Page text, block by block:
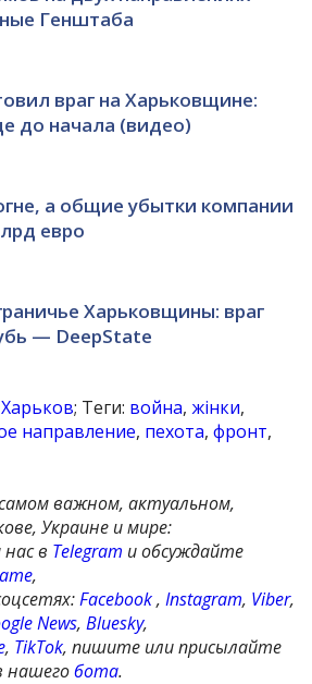
Генштаба
враг на Харьковщине:
до начала (видео)
а общие убытки компании
евро
Харьковщины: враг
— DeepState
Харьков; Теги: война,жінки,
направление, пехота,фронт,
важном, актуальном,
Украине и мире:
в Telegram и обсуждайте
,
Facebook,Instagram, Viber,
News,Bluesky,
, TikTok, пишите или присылайте
нашегобота.